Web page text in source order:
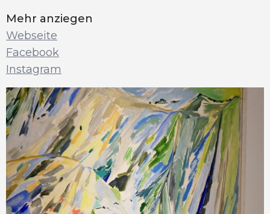
Mehr anziegen
Webseite
Facebook
Instagram